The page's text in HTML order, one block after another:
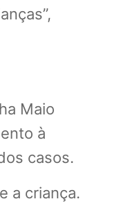
Maio
à
casos.
a criança.